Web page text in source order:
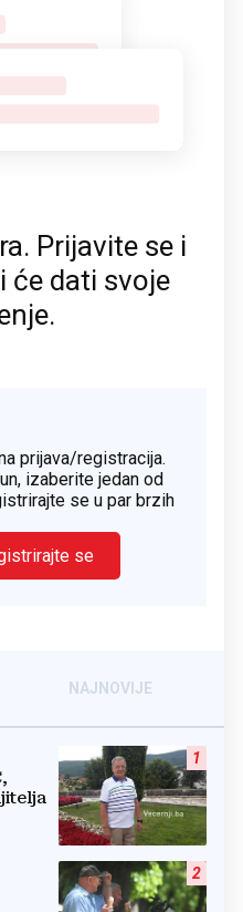
Prijavite se i
će dati svoje
prijava/registracija.
izaberite jedan od
se u par brzih
se
NAJNOVIJE
1
2